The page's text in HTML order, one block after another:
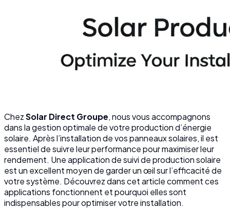
ChezSolar Direct Groupe, nous vous accompagnons
dans la gestion optimale de votre production d’énergie
solaire. Après l’installation de vos panneaux solaires, il est
essentiel de suivre leur performance pour maximiser leur
rendement. Une application de suivi de production solaire
est un excellent moyen de garder un œil sur l’efficacité de
votre système. Découvrez dans cet article comment ces
applications fonctionnent et pourquoi elles sont
indispensables pour optimiser votre installation.